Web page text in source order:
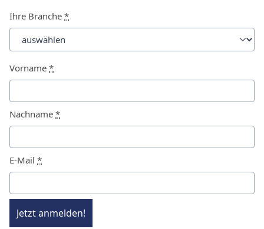
Ihre Branche *
Vorname *
Nachname *
E-Mail *
Jetzt anmelden!